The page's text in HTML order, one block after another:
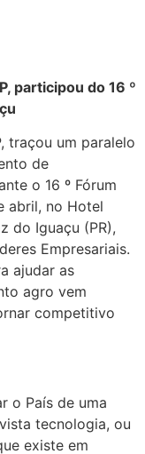
participou do 16 º
traçou um paralelo
de
o 16 º Fórum
abril, no Hotel
do Iguaçu (PR),
Empresariais.
ajudar as
agro vem
competitivo
o País de uma
tecnologia, ou
existe em